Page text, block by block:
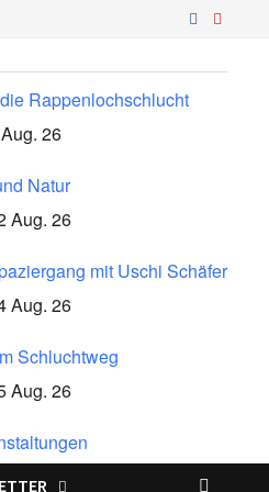
Rappenlochschlucht
26
Natur
Aug. 26
mit Uschi Schäfer
Aug. 26
Schluchtweg
Aug. 26